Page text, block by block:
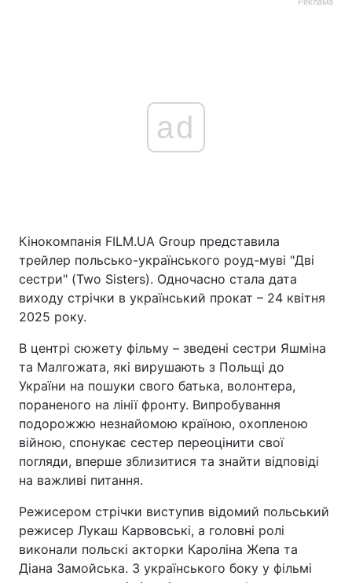
ad
Кінокомпанія FILM.UA Group представила
трейлер польсько-українського роуд-муві "Дві
сестри" (Two Sisters). Одночасно стала дата
виходу стрічки в український прокат – 24 квітня
2025 року.
В центрі сюжету фільму – зведені сестри Яшміна
та Малгожата, які вирушають з Польщі до
України на пошуки свого батька, волонтера,
пораненого на лінії фронту. Випробування
подорожжю незнайомою країною, охопленою
війною, спонукає сестер переоцінити свої
погляди, вперше зблизитися та знайти відповіді
на важливі питання.
Режисером стрічки виступив відомий польський
режисер Лукаш Карвовські, а головні ролі
виконали польскі акторки Кароліна Жепа та
Діана Замойська. З українського боку у фільмі